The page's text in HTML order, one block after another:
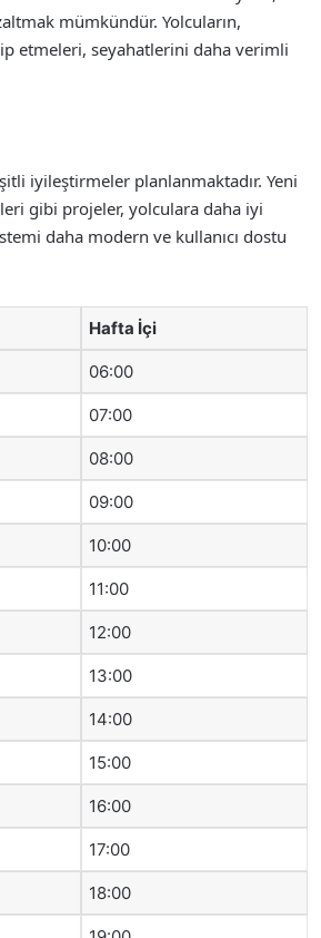
mümkündür. Yolcuların,
etmeleri, seyahatlerini daha verimli
iyileştirmeler planlanmaktadır. Yeni
gibi projeler, yolculara daha iyi
daha modern ve kullanıcı dostu
Hafta İçi
06:00
07:00
08:00
09:00
10:00
11:00
12:00
13:00
14:00
15:00
16:00
17:00
18:00